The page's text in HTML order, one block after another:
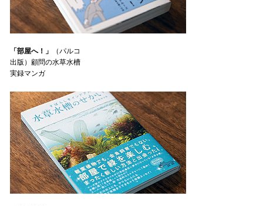
「部屋へ！」
（パルコ
出版）顧問の水草水槽
実録マンガ